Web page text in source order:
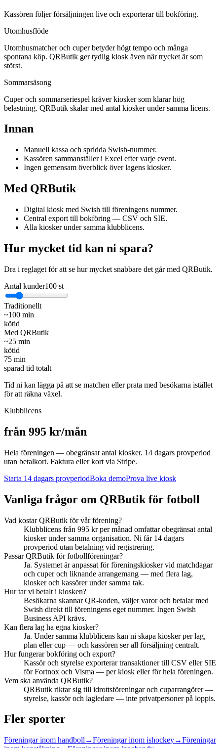
Kassören följer försäljningen live och exporterar till bokföring.
Utomhusflöde
Utomhusmatcher och cuper betyder högt tempo och många
spontana köp. QRButik ger tydlig kiosk även när trycket är som
störst.
Sommarsäsong
Cuper och sommarseriespel kräver kiosker som klarar hög
belastning. QRButik skalar med antal kiosker under samma licens.
Innan
Manuell kassa och spridda Swish-nummer.
Kassören sammanställer i Excel efter varje event.
Ingen gemensam överblick över lagens kiosker.
Med QRButik
Digital kiosk med Swish till föreningens nummer.
Central export till bokföring — CSV och SIE.
Alla kiosker under samma klubblicens.
Hur mycket tid kan ni spara?
Dra i reglaget för att se hur mycket snabbare det går med QRButik.
Antal kunder100 st
Traditionellt
~100 min
kötid
Med QRButik
~25 min
kötid
75 min
sparad tid totalt
Tid ni kan lägga på att se matchen eller prata med besökarna istället
för att räkna växel.
Klubblicens
från 995 kr/mån
Hela föreningen — obegränsat antal kiosker. 14 dagars provperiod
utan betalkort. Faktura eller kort via Stripe.
Starta 14 dagars provperiodBoka demoProva live kiosk
Vanliga frågor om QRButik för fotboll
Vad kostar QRButik för vår förening?
Klubblicens från 995 kr per månad omfattar obegränsat antal
kiosker under samma organisation. Ni får 14 dagars
provperiod utan betalning vid registrering.
Passar QRButik för fotbollföreningar?
Ja. Systemet är anpassat för föreningskiosker vid matchdagar
och cuper och liknande arrangemang — med flera lag,
kiosker och kassörer under samma tak.
Hur tar vi betalt i kiosken?
Besökarna skannar QR-koden, väljer varor och betalar med
Swish direkt till föreningens eget nummer. Ingen Swish
Business API krävs.
Kan flera lag ha egna kiosker?
Ja. Under samma klubblicens kan ni skapa kiosker per lag,
plan eller cup — och kassören ser all försäljning centralt.
Hur fungerar bokföring och export?
Kassör och styrelse exporterar transaktioner till CSV eller SIE
för Fortnox och Visma — per kiosk eller för hela föreningen.
Vem ska använda QRButik?
QRButik riktar sig till idrottsföreningar och cuparrangörer —
styrelse, kassör och lagledare — inte privatpersoner på loppis.
Fler sporter
Föreningar inom handboll →Föreningar inom ishockey→Föreningar